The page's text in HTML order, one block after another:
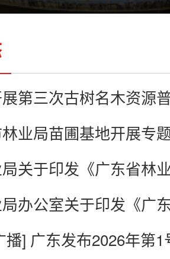
第三次古树名木资源
业局苗圃基地开展专